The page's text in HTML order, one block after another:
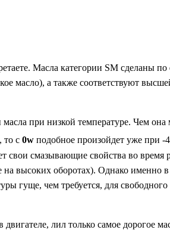
Масла категории SM сделаны
масло), а также соответствуют
при низкой температуре. Чем
, то с 0w подобное произойдет уже при
свои смазывающие свойства во время
высоких оборотах). Однако именно
гуще, чем требуется, для
лил только самое дорогое